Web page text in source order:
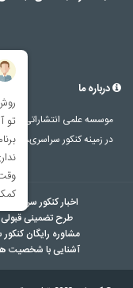
درباره ما
در زمینه کنکور سراسری، با
اخبار کنکور سراسری
طرح تضمینی
مشاوره رایگان
آشنایی با شخصیت